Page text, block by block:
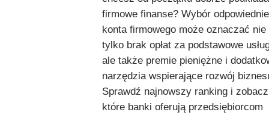
firmowe finanse? Wybór
konta firmowego może oznaczać nie
tylko brak opłat za podstawowe
ale także premie pieniężne i
narzędzia wspierające rozwój
Sprawdź najnowszy ranking i
które banki oferują przedsiębiorcom